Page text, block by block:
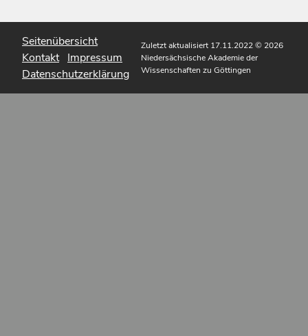
Seitenübersicht
Kontakt Impressum
Datenschutzerklärung
Zuletzt aktualisiert 17.11.2022© 2026
Niedersächsische Akademie der
Wissenschaften zu Göttingen